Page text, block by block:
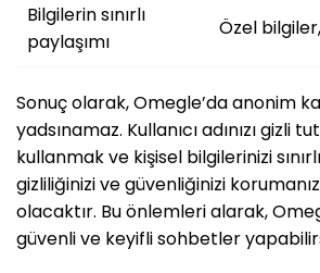
Bilgilerin sınırlı
paylaşımı
Özel
Sonuç olarak, Omegle’da anonim
yadsınamaz. Kullanıcı adınızı gizli
kullanmak ve kişisel bilgilerinizi
gizliliğinizi ve güvenliğinizi
olacaktır. Bu önlemleri alarak,
güvenli ve keyifli sohbetler